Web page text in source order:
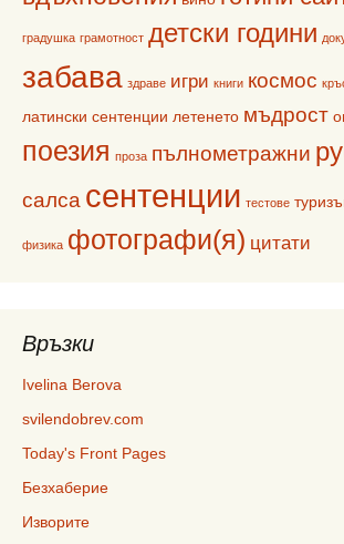
градушка грамотност детски години
забава здраве игри книги космос
латински сентенции летенето мъдрост
поезия проза пълнометражни
салса сентенции тестове
физика фотографи(я) цитати
Връзки
Ivelina Berova
svilendobrev.com
Today's Front Pages
Безхаберие
Изворите